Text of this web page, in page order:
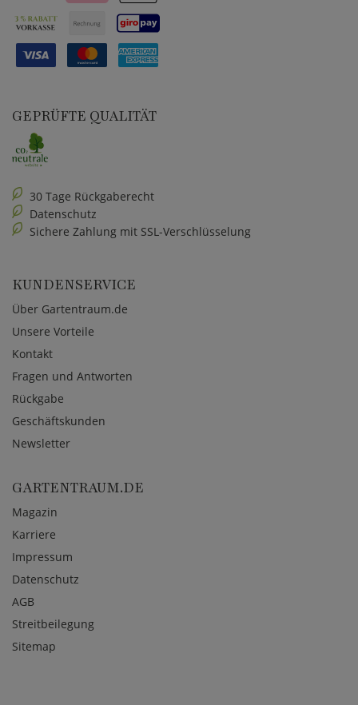
GEPRÜFTE QUALITÄT
30 Tage Rückgaberecht
Datenschutz
Sichere Zahlung mit SSL-Verschlüsselung
KUNDENSERVICE
Über Gartentraum.de
Unsere Vorteile
Kontakt
Fragen und Antworten
Rückgabe
Geschäftskunden
Newsletter
GARTENTRAUM.DE
Magazin
Karriere
Impressum
Datenschutz
AGB
Streitbeilegung
Sitemap